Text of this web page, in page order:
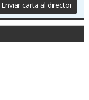
Enviar carta al director